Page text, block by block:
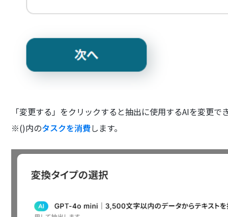
「変更する」をクリックすると抽出に使用するAIを変更
※()内のタスクを消費します。